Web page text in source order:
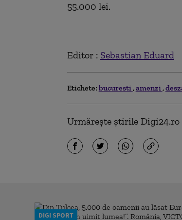
55.000 lei.
Editor : Sebastian Eduard
Etichete: bucuresti amenzi
Urmărește știrile Digi24.ro
DIGI SPORT